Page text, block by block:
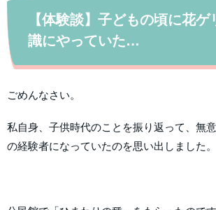
【体験談】子どもの頃に花ゲ
識にやっていた…
ごめんなさい。
私自身、子供時代のことを振り返って、無
の経験者になっていたのを思い出しました。